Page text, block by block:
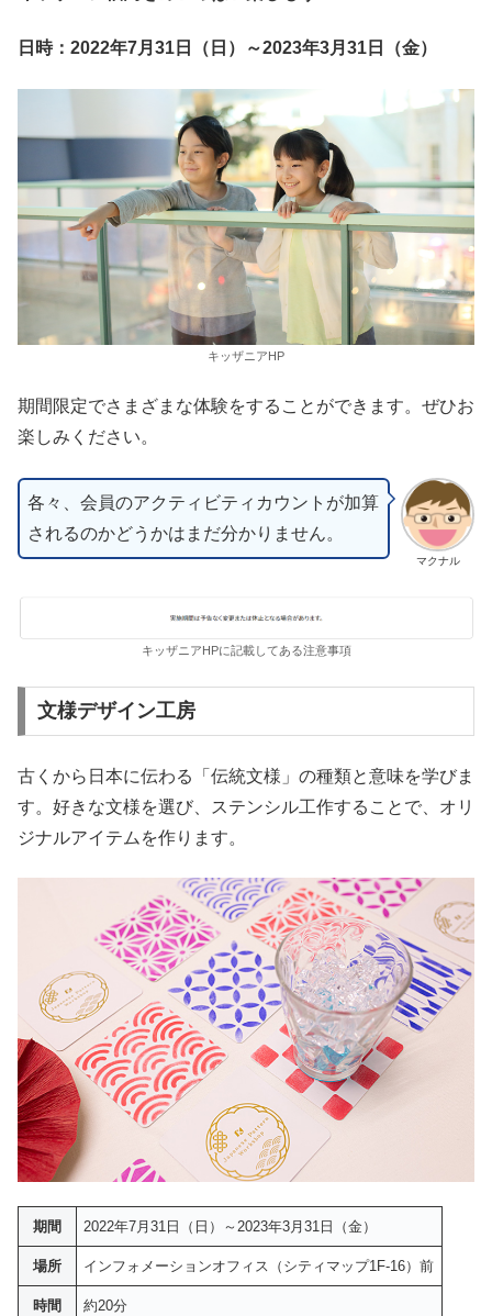
日時：2022年7月31日（日）～2023年3月31日（金）
キッザニアHP
期間限定でさまざまな体験をすることができます。ぜひお
楽しみください。
マクナル
各々、会員のアクティビティカウントが加算
されるのかどうかはまだ分かりません。
キッザニアHPに記載してある注意事項
文様デザイン工房
古くから日本に伝わる「伝統文様」の種類と意味を学びま
す。好きな文様を選び、ステンシル工作することで、オリ
ジナルアイテムを作ります。
期間 2022年7月31日（日）～2023年3月31日（金）
場所 インフォメーションオフィス（シティマップ1F-16）前
時間 約20分